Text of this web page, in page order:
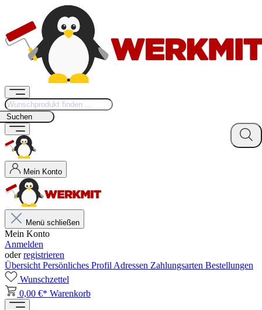
Suchen
Mein Konto
Menü schließen
Mein Konto
Anmelden
oderregistrieren
Übersicht Persönliches Profil Adressen Zahlungsarten Bestellungen
Wunschzettel
0,00 €* Warenkorb